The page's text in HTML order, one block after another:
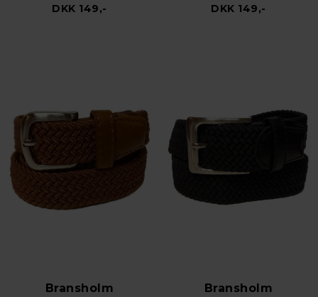
DKK 149,- DKK 149,-
Bransholm Bransholm